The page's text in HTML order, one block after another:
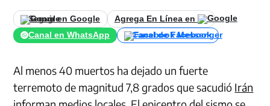
Seguir en Google
Agrega En Línea en
Canal en WhatsApp
Canal de Facebook
Al menos 40 muertos ha dejado un fuerte
terremoto de magnitud 7,8 grados que sacudió Irán